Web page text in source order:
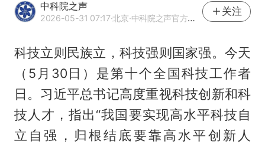
中科院之声
2026-05-31 07:17·北京·中科院之声官方网易号
关注
科技立则民族立，科技强则国家强。今天
（5月30日）是第十个全国科技工作者
日。习近平总书记高度重视科技创新和科
技人才，指出“我国要实现高水平科技自
立自强，归根结底要靠高水平创新人